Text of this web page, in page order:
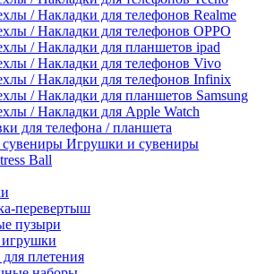
/ Накладки для телефонов Realme
/ Накладки для телефонов OPPO
/ Накладки для планшетов ipad
/ Накладки для телефонов Vivo
/ Накладки для телефонов Infinix
/ Накладки для планшетов Samsung
/ Накладки для Apple Watch
для телефона / планшета
Игрушки и сувениры
Ball
перевертыш
пузыри
плетения